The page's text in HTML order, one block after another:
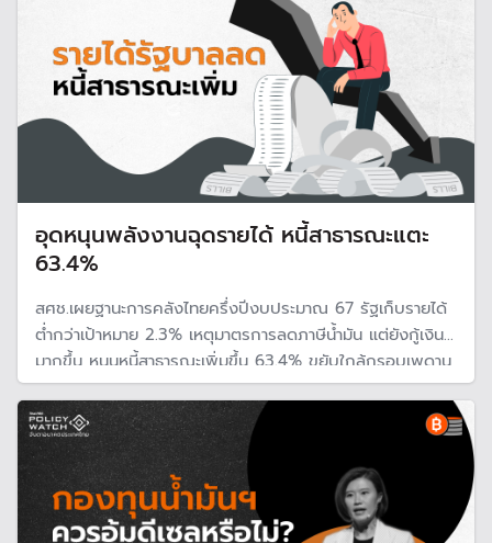
อุดหนุนพลังงานฉุดรายได้ หนี้สาธารณะแตะ
63.4%
สศช.เผยฐานะการคลังไทยครึ่งปีงบประมาณ 67 รัฐเก็บรายได้
ต่ำกว่าเป้าหมาย 2.3% เหตุมาตรการลดภาษีน้ำมัน แต่ยังกู้เงิน
มากขึ้น หนุนหนี้สาธารณะเพิ่มขึ้น 63.4% ขยับใกล้กรอบเพดาน